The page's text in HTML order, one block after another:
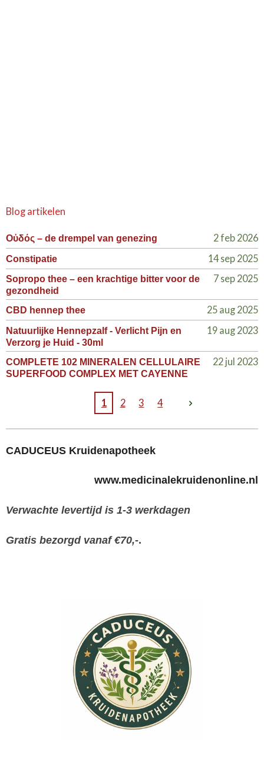
Blog artikelen
Οὐδός – de drempel van genezing 2 feb 2026
Constipatie 14 sep 2025
Sopropo thee – een krachtige bitter voor de
gezondheid
7 sep 2025
CBD hennep thee 25 aug 2025
Natuurlijke Hennepzalf - Verlicht Pijn en
Verzorg je Huid - 30ml
19 aug 2023
COMPLETE 102 MINERALEN CELLULAIRE
SUPERFOOD COMPLEX MET CAYENNE
22 jul 2023
1 2 3 4
CADUCEUS Kruidenapotheek
www.medicinalekruidenonline.nl
Verwachte levertijd is 1-3 werkdagen
Gratis bezorgd vanaf €70,-.